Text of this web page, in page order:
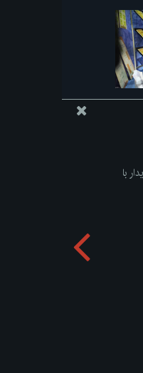
با